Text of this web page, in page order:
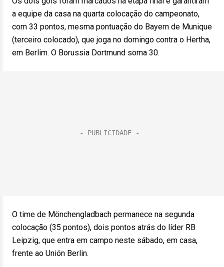
a equipe da casa na quarta colocação do campeonato,
com 33 pontos, mesma pontuação do Bayern de Munique
(terceiro colocado), que joga no domingo contra o Hertha,
em Berlim. O Borussia Dortmund soma 30.
O time de Mönchengladbach permanece na segunda
colocação (35 pontos), dois pontos atrás do líder RB
Leipzig, que entra em campo neste sábado, em casa,
frente ao Unión Berlin.